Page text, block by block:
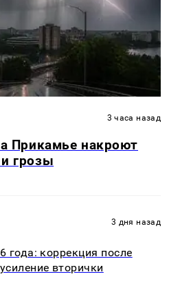
3 часа назад
Прикамье накроют
грозы
3 дня назад
года: коррекция после
вторички